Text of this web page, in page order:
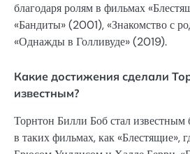
благодаря ролям в фильмах
«Бандиты» (2001), «Знакомство с
«Однажды в Голливуде» (2019).
Какие достижения сделали
известным?
Торнтон Билли Боб стал известным
в таких фильмах, как «Блестящие»,